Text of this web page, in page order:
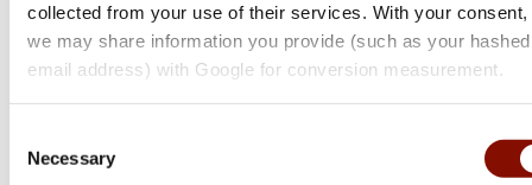
collected from your use of their services. With your consent,
we may share information you provide (such as your hashed
email address) with Google for conversion measurement.
Selection
Necessary